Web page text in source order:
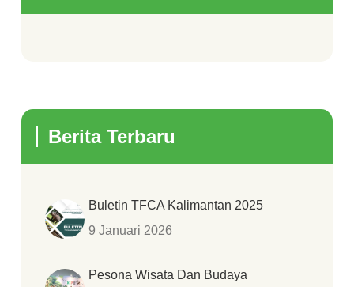
Berita Terbaru
Buletin TFCA Kalimantan 2025
9 Januari 2026
Pesona Wisata Dan Budaya